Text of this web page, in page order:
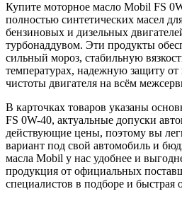
Купите моторное масло Mobil FS
полностью синтетических масел
бензиновых и дизельных
турбонаддувом. Эти продукты
сильный мороз, стабильную
температурах, надежную защиту
чистоты двигателя на всём
В карточках товаров указаны
FS 0W-40, актуальные допуски
действующие цены, поэтому вы
вариант под свой автомобиль и
масла Mobil у нас удобнее и
продукция от официальных
специалистов в подборе и быстрая